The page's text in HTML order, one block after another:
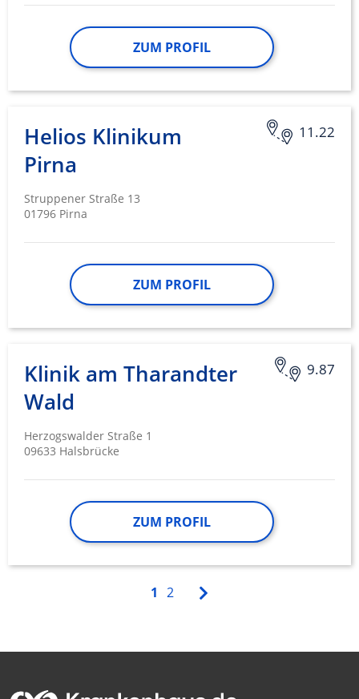
ZUM PROFIL
11.22
Helios Klinikum
Pirna
Struppener Straße 13
01796 Pirna
ZUM PROFIL
9.87
Klinik am Tharandter
Wald
Herzogswalder Straße 1
09633 Halsbrücke
ZUM PROFIL
1 2